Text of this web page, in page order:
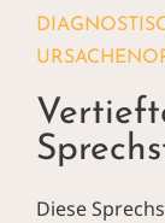
Diese